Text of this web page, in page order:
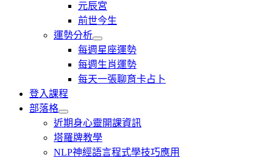
元辰宮
前世今生
運勢分析
每週星座運勢
每週生肖運勢
每天一張聊育卡占卜
登入課程
部落格
近期身心靈開課資訊
塔羅牌教學
NLP神經語言程式學技巧應用